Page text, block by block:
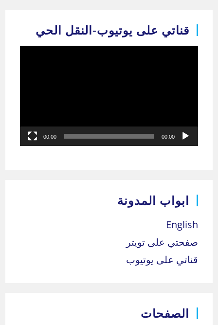
قناتي على يوتيوب-النقل الحي
00:00
00:00
ابواب المدونة
English
صفحتي على تويتر
قناتي على يوتيوب
الصفحات